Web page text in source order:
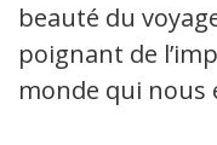
beauté du
poignant de
monde qui nous